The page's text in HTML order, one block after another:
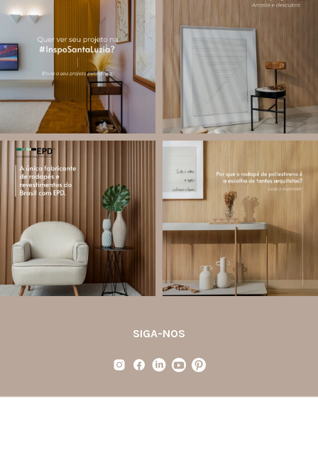
A #InspoSantaLuzia é um espaço
criado para divulgar projetos que
utilizam produtos Santa Luzia e
valorizar o trabalho de arquitetos,
designers de...
Jul 28
13 0
O lambri é um revestimento versátil
painéis decorativos e diversas
composições para valorizar o
ambiente!
Jul 27
86 8
Você sabe o que é EPD?
A Declaração Ambiental de Produto
(Environmental Product Declaration) é
um documento internacional que
Jul 21
35 1
Os rodapés de poliestireno
conquistaram espaço na arquitetura
porque unem estética, praticidade e
desempenho em um único produto.
Diferente
SIGA-NOS